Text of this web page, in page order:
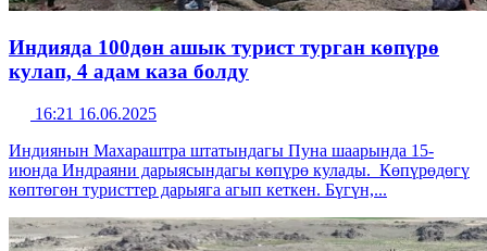
Индияда 100дөн ашык турист турган көпүрө
кулап, 4 адам каза болду
16:21 16.06.2025
Индиянын Махараштра штатындагы Пуна шаарында 15-
июнда Индраяни дарыясындагы көпүрө кулады. Көпүрөдөгү
көптөгөн туристтер дарыяга агып кеткен. Бүгүн,...